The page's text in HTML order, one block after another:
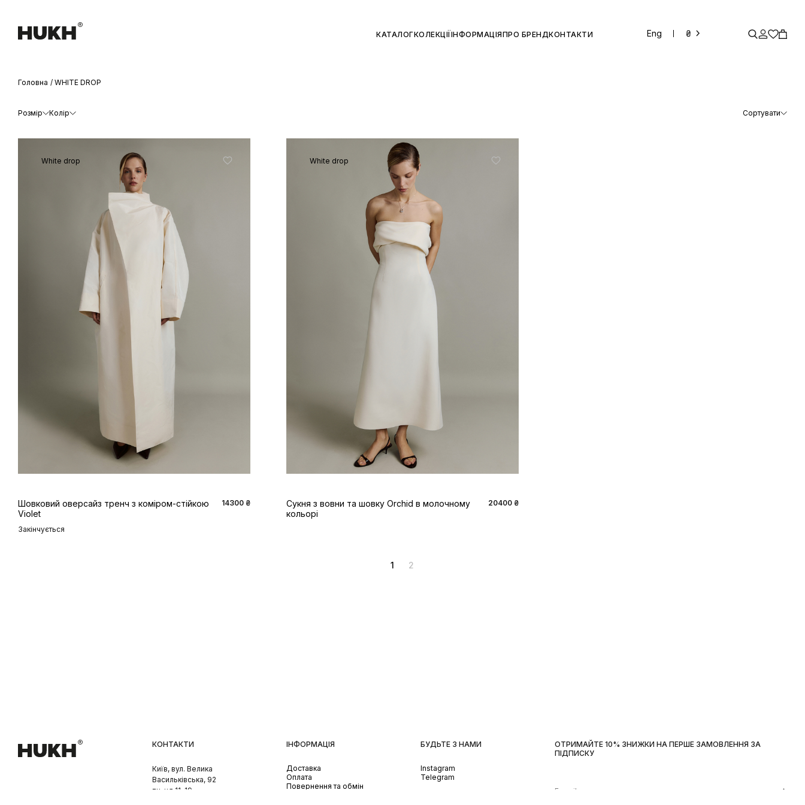
КАТАЛОГКОЛЕКЦІЇ ІНФОРМАЦІЯПРО БРЕНДКОНТАКТИ Eng ₴
Головна WHITE DROP
Розмір Колір Сортувати
White drop
Шовковий оверсайз тренч з коміром-стійкою
Violet
14300 ₴
Закінчується
White drop
Сукня з вовни та шовку Orchid в молочному
кольорі
20400 ₴
1 2
КОНТАКТИ
Київ, вул. Велика
Васильківська, 92
пн-нд 11-19
ІНФОРМАЦІЯ
Доставка
Оплата
Повернення та обмін
БУДЬТЕ З НАМИ
Instagram
Telegram
ОТРИМАЙТЕ 10% ЗНИЖКИ НА ПЕРШЕ ЗАМОВЛЕННЯ ЗА
ПІДПИСКУ
Наш сайт використовує OK